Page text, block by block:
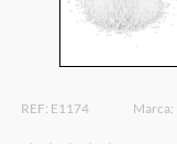
E1174